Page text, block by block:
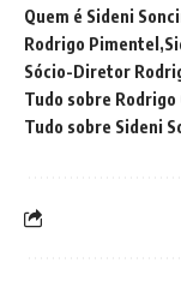
Quem é Sideni
Rodrigo Pimentel
Sócio-Diretor
Tudo sobre Rodrigo
Tudo sobre Sideni